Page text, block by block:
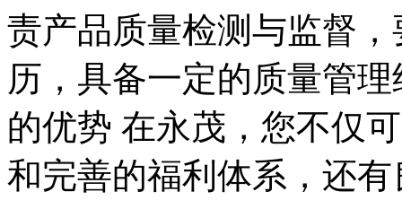
责产品质量检测与监督
历，具备一定的质量管
的优势 在永茂，您不仅
和完善的福利体系，还